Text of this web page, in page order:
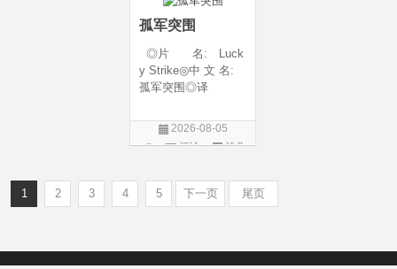
6-07-24(澳大利亚)
孤军突围
◎片 名: Luck
y Strike◎中 文 名:
孤军突围◎译
年 代: 2026◎
产 地: 美国◎
英语◎上映日
2026-08-05
评论
战争
1 2 3 4 5 下一页 尾页